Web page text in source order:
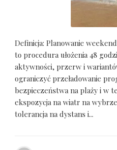
Definicja: Planowanie
to procedura ułożenia 48
aktywności, przerw i
ograniczyć przeładowanie
bezpieczeństwa na plaży i w
ekspozycja na wiatr na
tolerancja na dystans i...